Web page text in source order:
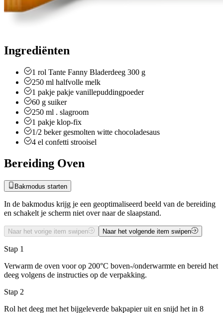
Ingrediënten
1 rol Tante Fanny Bladerdeeg 300 g
250 ml halfvolle melk
1 pakje pakje vanillepuddingpoeder
60 g suiker
250 ml . slagroom
1 pakje klop-fix
1/2 beker gesmolten witte chocoladesaus
4 el confetti strooisel
Bereiding Oven
Bakmodus starten
In de bakmodus krijg je een geoptimaliseerd beeld van de bereiding
en schakelt je scherm niet over naar de slaapstand.
Naar het vorige item swipen Naar het volgende item swipen
Stap 1
Verwarm de oven voor op 200°C boven-/onderwarmte en bereid het
deeg volgens de instructies op de verpakking.
Stap 2
Rol het deeg met het bijgeleverde bakpapier uit en snijd het in 8